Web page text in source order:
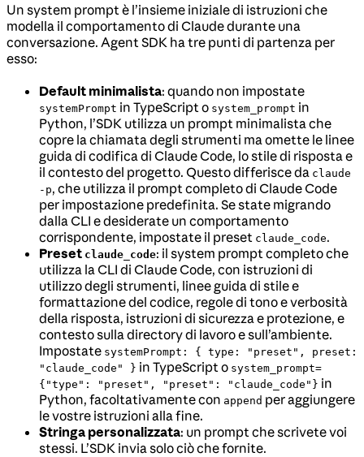
Un system prompt è l’insieme iniziale di istruzioni che
modella il comportamento di Claude durante una
conversazione. Agent SDK ha tre punti di partenza per
esso:
Default minimalista: quando non impostate
systemPrompt in TypeScript o system_prompt in
Python, l’SDK utilizza un prompt minimalista che
copre la chiamata degli strumenti ma omette le linee
guida di codifica di Claude Code, lo stile di risposta e
il contesto del progetto. Questo differisce da claude
-p, che utilizza il prompt completo di Claude Code
per impostazione predefinita. Se state migrando
dalla CLI e desiderate un comportamento
corrispondente, impostate il preset claude_code.
Preset claude_code: il system prompt completo che
utilizza la CLI di Claude Code, con istruzioni di
utilizzo degli strumenti, linee guida di stile e
formattazione del codice, regole di tono e verbosità
della risposta, istruzioni di sicurezza e protezione, e
contesto sulla directory di lavoro e sull’ambiente.
Impostate systemPrompt: { type: "preset", preset:
"claude_code" } in TypeScript o system_prompt=
{"type": "preset", "preset": "claude_code"} in
Python, facoltativamente con append per aggiungere
le vostre istruzioni alla fine.
Stringa personalizzata: un prompt che scrivete voi
stessi. L’SDK invia solo ciò che fornite.